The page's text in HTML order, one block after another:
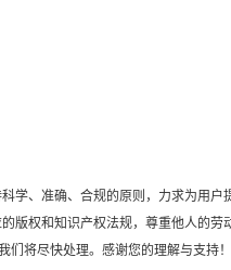
学、准确、合规的原则，力求为用户
版权和知识产权法规，尊重他人的劳
们将尽快处理。感谢您的理解与支持！